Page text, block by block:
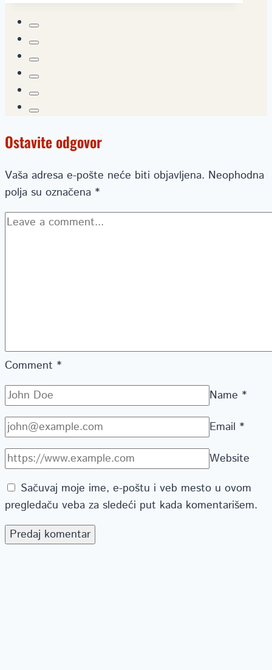
Ostavite odgovor
Vaša adresa e-pošte neće biti objavljena. Neophodna
polja su označena *
Comment *
Name *
Email *
Website
Sačuvaj moje ime, e-poštu i veb mesto u ovom
pregledaču veba za sledeći put kada komentarišem.